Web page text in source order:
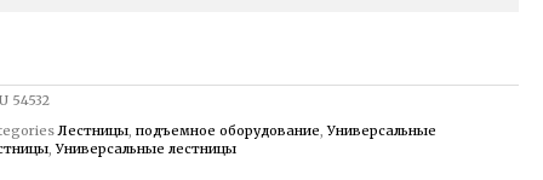
54532
Лестницы, подъемное оборудование,Универсальные
,Универсальные лестницы